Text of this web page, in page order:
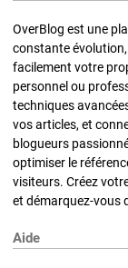
OverBlog est une
constante
facilement votre
personnel ou
techniques
vos articles, et
blogueurs
optimiser le
visiteurs. Créez
et démarquez-vous
Aide